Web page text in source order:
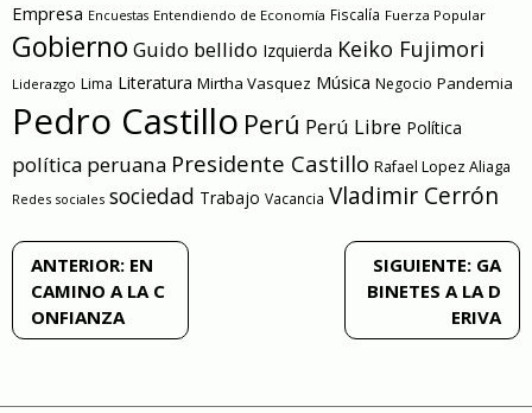
Empresa Encuestas Entendiendo de Economía Fiscalía Fuerza Popular
Gobierno Guido bellido Izquierda Keiko Fujimori
Liderazgo Lima Literatura Mirtha Vasquez Música Negocio Pandemia
Pedro Castillo Perú Perú Libre Política
política peruana Presidente Castillo Rafael Lopez Aliaga
Redes sociales sociedad Trabajo Vacancia Vladimir Cerrón
Navegación
de
entradas
ANTERIOR: EN
CAMINO A LA C
ONFIANZA
SIGUIENTE: GA
BINETES A LA D
ERIVA